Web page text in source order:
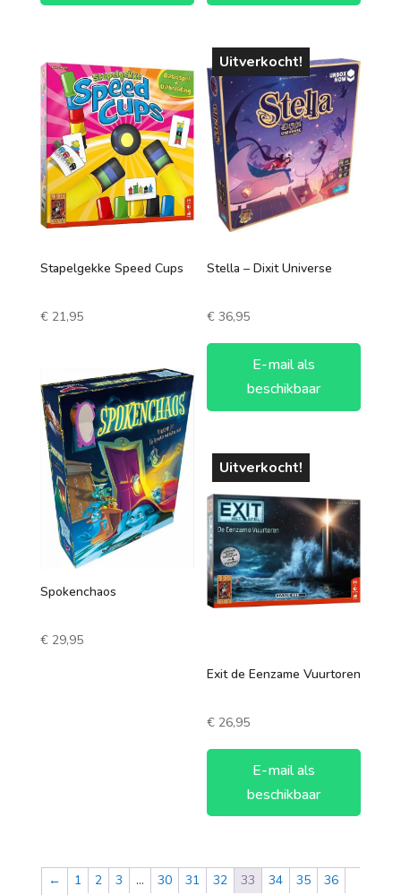
Stapelgekke Speed Cups
€21,95
Uitverkocht!
Stella – Dixit Universe
€ 36,95
E-mail als
beschikbaar
Spokenchaos
€29,95
Uitverkocht!
Exit de Eenzame Vuurtoren
€ 26,95
E-mail als
beschikbaar
← 1 2 3 … 30 31 32 33 34 35
36